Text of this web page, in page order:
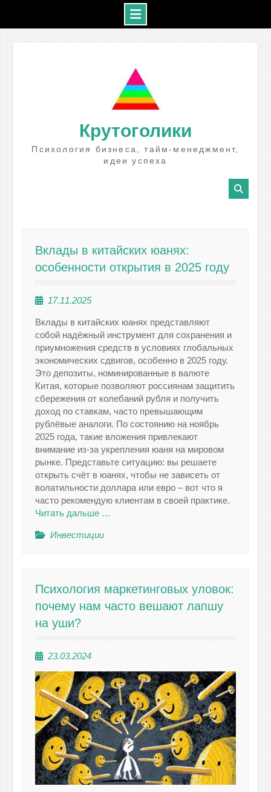
Крутоголики
Психология бизнеса, тайм-менеджмент,
идеи успеха
Вклады в китайских юанях:
особенности открытия в 2025 году
17.11.2025
Вклады в китайских юанях представляют
собой надёжный инструмент для сохранения и
приумножения средств в условиях глобальных
экономических сдвигов, особенно в 2025 году.
Это депозиты, номинированные в валюте
Китая, которые позволяют россиянам защитить
сбережения от колебаний рубля и получить
доход по ставкам, часто превышающим
рублёвые аналоги. По состоянию на ноябрь
2025 года, такие вложения привлекают
внимание из-за укрепления юаня на мировом
рынке. Представьте ситуацию: вы решаете
открыть счёт в юанях, чтобы не зависеть от
волатильности доллара или евро – вот что я
часто рекомендую клиентам в своей практике.
Читать дальше …
Инвестиции
Психология маркетинговых уловок:
почему нам часто вешают лапшу
на уши?
23.03.2024